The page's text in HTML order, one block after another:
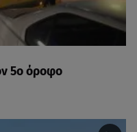
5ο όροφο